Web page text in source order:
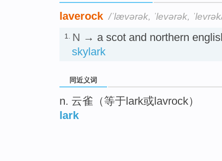
laverock /ˈlævərək, ˈlevərək,
1. N → a scot and northern
skylark
同近义词
n. 云雀（等于lark或lavrock）
lark